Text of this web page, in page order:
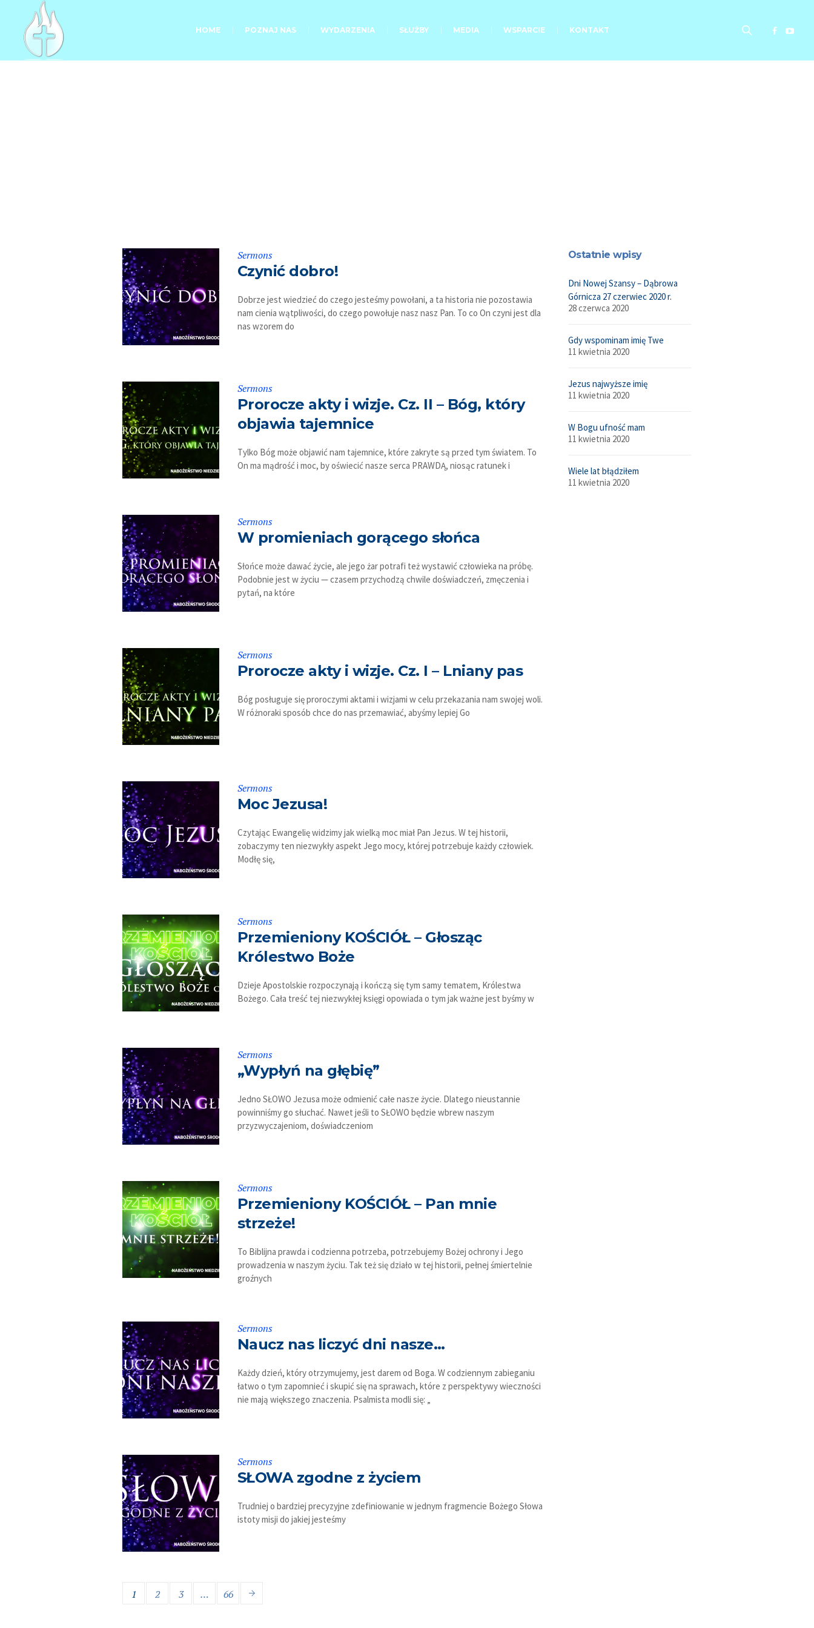
HOME POZNAJ NAS WYDARZENIA SŁUŻBY MEDIA WSPARCIE KONTAKT
Sermons
Czynić dobro!
Dobrze jest wiedzieć do czego jesteśmy powołani, a ta historia nie pozostawia
nam cienia wątpliwości, do czego powołuje nasz nasz Pan. To co On czyni jest dla
nas wzorem do
Sermons
Prorocze akty i wizje. Cz. II – Bóg, który
objawia tajemnice
Tylko Bóg może objawić nam tajemnice, które zakryte są przed tym światem. To
On ma mądrość i moc, by oświecić nasze serca PRAWDĄ, niosąc ratunek i
Sermons
W promieniach gorącego słońca
Słońce może dawać życie, ale jego żar potrafi też wystawić człowieka na próbę.
Podobnie jest w życiu — czasem przychodzą chwile doświadczeń, zmęczenia i
pytań, na które
Sermons
Prorocze akty i wizje. Cz. I – Lniany pas
Bóg posługuje się proroczymi aktami i wizjami w celu przekazania nam swojej woli.
W różnoraki sposób chce do nas przemawiać, abyśmy lepiej Go
Sermons
Moc Jezusa!
Czytając Ewangelię widzimy jak wielką moc miał Pan Jezus. W tej historii,
zobaczymy ten niezwykły aspekt Jego mocy, której potrzebuje każdy człowiek.
Modłę się,
Sermons
Przemieniony KOŚCIÓŁ – Głosząc
Królestwo Boże
Dzieje Apostolskie rozpoczynają i kończą się tym samy tematem, Królestwa
Bożego. Cała treść tej niezwykłej księgi opowiada o tym jak ważne jest byśmy w
Sermons
„Wypłyń na głębię”
Jedno SŁOWO Jezusa może odmienić całe nasze życie. Dlatego nieustannie
powinniśmy go słuchać. Nawet jeśli to SŁOWO będzie wbrew naszym
przyzwyczajeniom, doświadczeniom
Sermons
Przemieniony KOŚCIÓŁ – Pan mnie
strzeże!
To Biblijna prawda i codzienna potrzeba, potrzebujemy Bożej ochrony i Jego
prowadzenia w naszym życiu. Tak też się działo w tej historii, pełnej śmiertelnie
groźnych
Sermons
Naucz nas liczyć dni nasze…
Każdy dzień, który otrzymujemy, jest darem od Boga. W codziennym zabieganiu
łatwo o tym zapomnieć i skupić się na sprawach, które z perspektywy wieczności
nie mają większego znaczenia. Psalmista modli się: „
Sermons
SŁOWA zgodne z życiem
Trudniej o bardziej precyzyjne zdefiniowanie w jednym fragmencie Bożego Słowa
istoty misji do jakiej jesteśmy
1 2 3 … 66
Ostatnie wpisy
Dni Nowej Szansy – Dąbrowa
Górnicza 27 czerwiec 2020 r.
28 czerwca 2020
Gdy wspominam imię Twe
11 kwietnia 2020
Jezus najwyższe imię
11 kwietnia 2020
W Bogu ufność mam
11 kwietnia 2020
Wiele lat błądziłem
11 kwietnia 2020